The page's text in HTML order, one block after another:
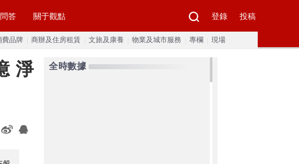
問答 關于觀點 登錄 投稿
費品牌 商辦及住房租賃 文旅及康養 物業及城市服務 專欄 現場
淨
全時數據